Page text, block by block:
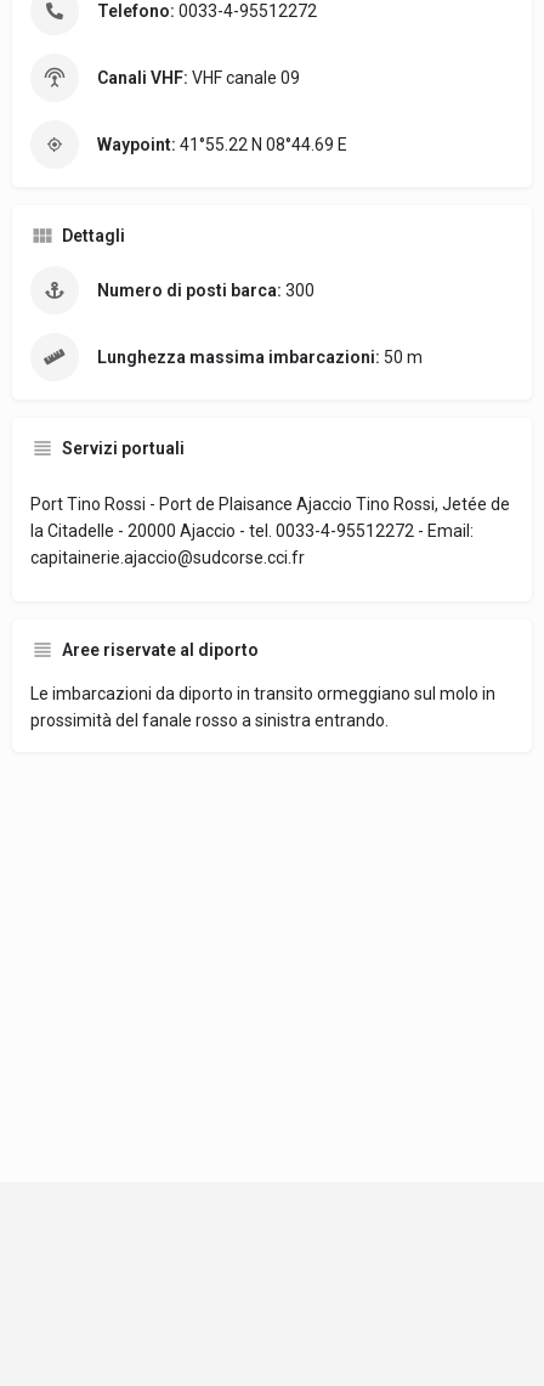
Telefono: 0033-4-95512272
Canali VHF: VHF canale 09
Waypoint: 41°55.22 N 08°44.69 E
Dettagli
Numero di posti barca: 300
Lunghezza massima imbarcazioni: 50 m
Servizi portuali
Port Tino Rossi - Port de Plaisance Ajaccio Tino Rossi, Jetée de
la Citadelle - 20000 Ajaccio - tel. 0033-4-95512272 - Email:
capitainerie.ajaccio@sudcorse.cci.fr
Aree riservate al diporto
Le imbarcazioni da diporto in transito ormeggiano sul molo in
prossimità del fanale rosso a sinistra entrando.